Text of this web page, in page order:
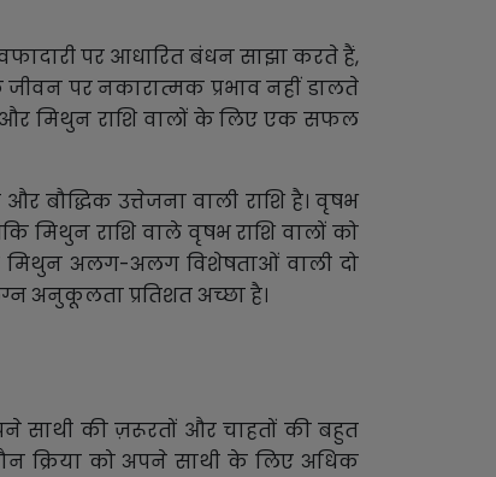
पर आधारित बंधन साझा करते हैं,
पर नकारात्मक प्रभाव नहीं डालते
और मिथुन राशि वालों के लिए एक सफल
बौद्धिक उत्तेजना वाली राशि है। वृषभ
मिथुन राशि वाले वृषभ राशि वालों को
मिथुन अलग-अलग विशेषताओं वाली दो
अनुकूलता प्रतिशत अच्छा है।
साथी की ज़रूरतों और चाहतों की बहुत
क्रिया को अपने साथी के लिए अधिक